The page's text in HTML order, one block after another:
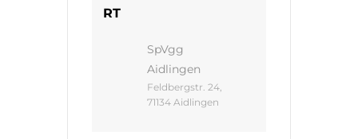
RT
SpVgg
Aidlingen
Feldbergstr. 24,
71134 Aidlingen